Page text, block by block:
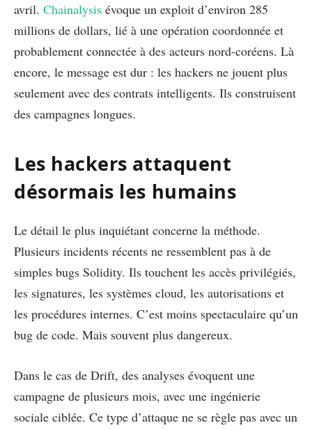
avril. Chainalysis évoque un exploit d’environ 285
millions de dollars, lié à une opération coordonnée et
probablement connectée à des acteurs nord-coréens. Là
encore, le message est dur : les hackers ne jouent plus
seulement avec des contrats intelligents. Ils construisent
des campagnes longues.
Les hackers attaquent
désormais les humains
Le détail le plus inquiétant concerne la méthode.
Plusieurs incidents récents ne ressemblent pas à de
simples bugs Solidity. Ils touchent les accès privilégiés,
les signatures, les systèmes cloud, les autorisations et
les procédures internes. C’est moins spectaculaire qu’un
bug de code. Mais souvent plus dangereux.
Dans le cas de Drift, des analyses évoquent une
campagne de plusieurs mois, avec une ingénierie
sociale ciblée. Ce type d’attaque ne se règle pas avec un